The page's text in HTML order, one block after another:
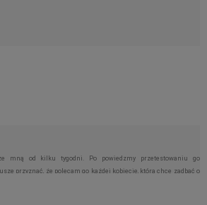
mną od kilku tygodni. Po powiedzmy przetestowaniu go
przyznać, że polecam go każdej kobiecie, która chce zadbać o